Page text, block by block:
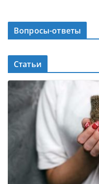
Вопросы-ответы
Статьи